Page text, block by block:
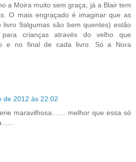
a Moira muito sem graça, já a Blair tem
O mais engraçado é imaginar que as
livro 9algumas são bem quentes) estão
para crianças através do velho que
e no final de cada livro. Só a Nora
de 2012 às 22:02
maravilhosa....... melhor que essa só